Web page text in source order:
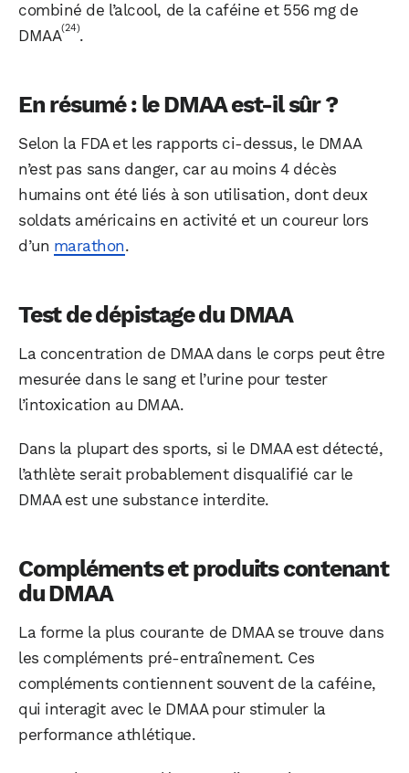
combiné de l’alcool, de la caféine et 556 mg de
DMAA(24).
En résumé : le DMAA est-il sûr ?
Selon la FDA et les rapports ci-dessus, le DMAA
n’est pas sans danger, car au moins 4 décès
humains ont été liés à son utilisation, dont deux
soldats américains en activité et un coureur lors
d’un marathon.
Test de dépistage du DMAA
La concentration de DMAA dans le corps peut être
mesurée dans le sang et l’urine pour tester
l’intoxication au DMAA.
Dans la plupart des sports, si le DMAA est détecté,
l’athlète serait probablement disqualifié car le
DMAA est une substance interdite.
Compléments et produits contenant
du DMAA
La forme la plus courante de DMAA se trouve dans
les compléments pré-entraînement. Ces
compléments contiennent souvent de la caféine,
qui interagit avec le DMAA pour stimuler la
performance athlétique.